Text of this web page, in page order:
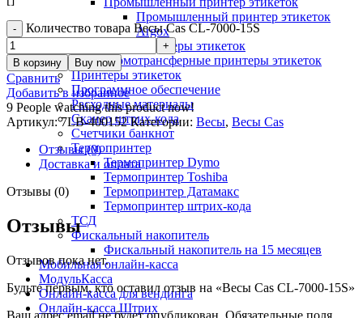
Промышленный принтер этикеток
Argox
Термопринтеры этикеток
Термотрансферные принтеры этикеток
Принтеры этикеток
Программное обеспечение
Расходные материалы
Сканер штрих-кода
Счетчики банкнот
Термопринтер
Термопринтер Dymo
Термопринтер Toshiba
Термопринтер Датамакс
Термопринтер штрих-кода
ТСД
Фискальный накопитель
Фискальный накопитель на 15 месяцев
Мобильная онлайн-касса
МодульКасса
Онлайн-касса для вендинга
Онлайн-касса Штрих
Количество товара Весы Cas CL-7000-15S
В корзину Buy now
Сравнить
Добавить в избранное
9 People watching this product now!
Артикул:7LB-400152Категории: Весы, Весы Cas
Отзывы (0)
Доставка и оплата
Отзывы (0)
Отзывы
Отзывов пока нет.
Будьте первым, кто оставил отзыв на «Весы Cas CL-7000-15S»
Ваш адрес email не будет опубликован. Обязательные поля